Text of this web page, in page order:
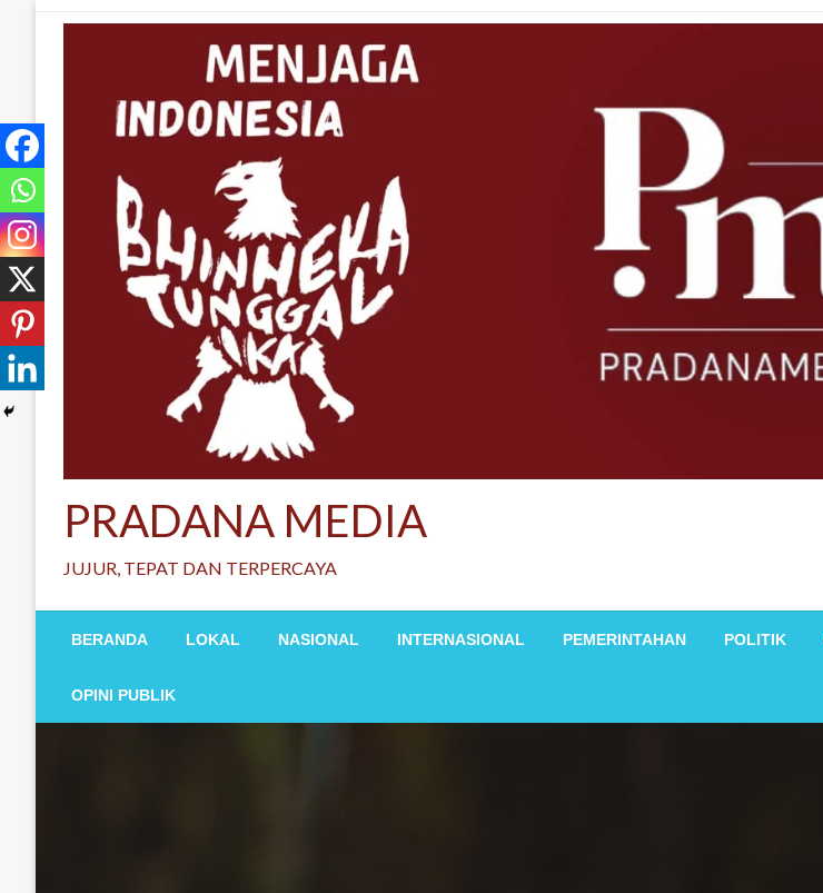
PRADANA MEDIA
JUJUR, TEPAT DAN TERPERCAYA
BERANDA LOKAL NASIONAL INTERNASIONAL PEMERINTAHAN POLITIK
OPINI PUBLIK